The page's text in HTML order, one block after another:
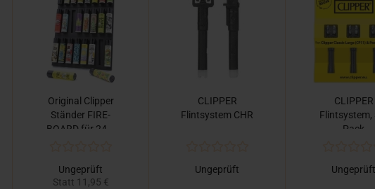
Original Clipper
Ständer FIRE-
BOARD für 24...
Ungeprüft
Statt 11,95 €
CLIPPER
Flintsystem CHR
Ungeprüft
CLIPPER
Flintsystem,
Pack
Ungeprüft